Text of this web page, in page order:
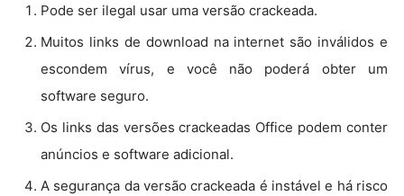
Pode ser ilegal usar uma versão crackeada.
Muitos links de download na internet são inválidos e
escondem vírus, e você não poderá obter um
software seguro.
Os links das versões crackeadas Office podem conter
anúncios e software adicional.
A segurança da versão crackeada é instável e há risco